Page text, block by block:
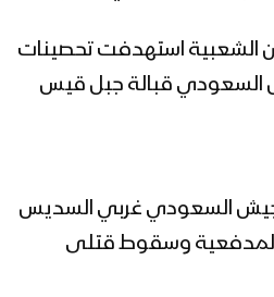
الشعبية استهدفت تحصينات
السعودي قبالة جبل قيس
السعودي غربي السديس
وسقوط قتلى